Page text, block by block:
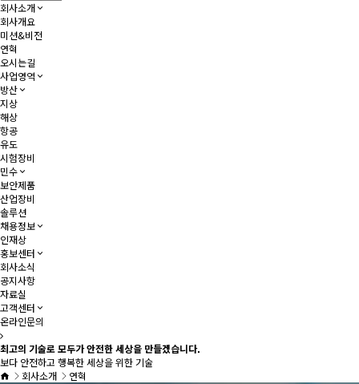
회사소개
회사개요
미션&비전
연혁
오시는길
사업영역
방산
지상
해상
항공
유도
시험장비
민수
보안제품
산업장비
솔루션
채용정보
인재상
홍보센터
회사소식
공지사항
자료실
고객센터
온라인문의
최고의 기술로 모두가 안전한 세상을 만들겠습니다.
보다 안전하고 행복한 세상을 위한 기술
회사소개
연혁